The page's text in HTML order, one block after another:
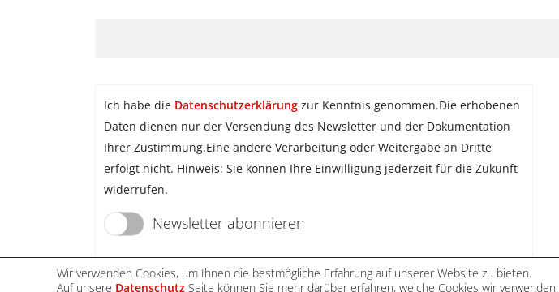
Ich habe die Datenschutzerklärung zur Kenntnis genommen.Die erhobenen
Daten dienen nur der Versendung des Newsletter und der Dokumentation
Ihrer Zustimmung.Eine andere Verarbeitung oder Weitergabe an Dritte
erfolgt nicht. Hinweis: Sie können Ihre Einwilligung jederzeit für die Zukunft
widerrufen.
Newsletter abonnieren
Wir verwenden Cookies, um Ihnen die bestmögliche Erfahrung auf unserer Website zu bieten.
Auf unsere Datenschutz Seite können Sie mehr darüber erfahren, welche Cookies wir verwenden.